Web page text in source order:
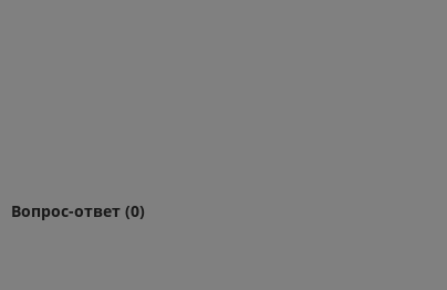
Вопрос-ответ (0)